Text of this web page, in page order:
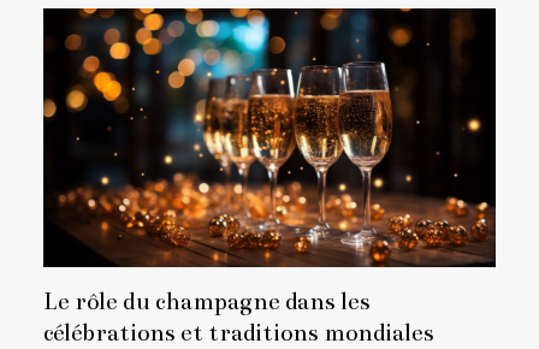
Le rôle du champagne dans les
célébrations et traditions mondiales